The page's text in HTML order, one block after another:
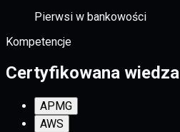
Pierwsi w bankowości
Kompetencje
Certyfikowana wiedza
APMG
AWS